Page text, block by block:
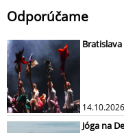
Odporúčame
Jóga na